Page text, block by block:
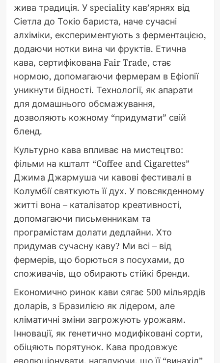
жива традиція. У speciality кав’ярнях від
Сіетла до Токіо бариста, наче сучасні
алхіміки, експериментують з ферментацією,
додаючи нотки вина чи фруктів. Етична
кава, сертифікована Fair Trade, стає
нормою, допомагаючи фермерам в Ефіопії
уникнути бідності. Технології, як апарати
для домашнього обсмажування,
дозволяють кожному “придумати” свій
бленд.
Культурно кава впливає на мистецтво:
фільми на кшталт “Coffee and Cigarettes”
Джима Джармуша чи кавові фестивалі в
Колумбії святкують її дух. У повсякденному
житті вона – каталізатор креативності,
допомагаючи письменникам та
програмістам долати дедлайни. Хто
придумав сучасну каву? Ми всі – від
фермерів, що борються з посухами, до
споживачів, що обирають стійкі бренди.
Економично ринок кави сягає 500 мільярдів
доларів, з Бразилією як лідером, але
кліматичні зміни загрожують урожаям.
Інновації, як генетично модифіковані сорти,
обіцяють порятунок. Кава продовжує
еволюціонувати, нагадуючи, що її “винахід”